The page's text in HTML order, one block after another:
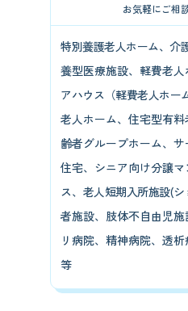
お気軽にご相
特別養護老人ホーム、介
養型医療施設、軽費老
アハウス（軽費老人ホー
老人ホーム、住宅型有
齢者グループホーム、
住宅、シニア向け分譲
ス、老人短期入所施設(
者施設、肢体不自由児
リ病院、精神病院、透
等